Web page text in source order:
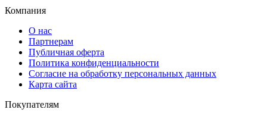
Компания
О нас
Партнерам
Публичная оферта
Политика конфиденциальности
Согласие на обработку персональных данных
Карта сайта
Покупателям